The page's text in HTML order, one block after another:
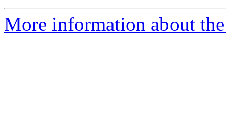
More information about